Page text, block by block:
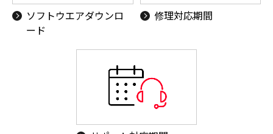
ソフトウエアダウンロ
ード
修理対応期間